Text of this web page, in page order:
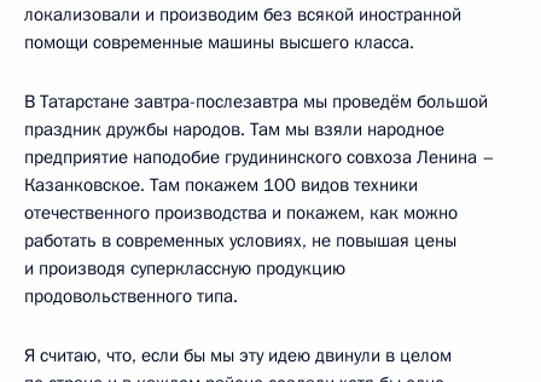
локализовали и производим без всякой иностранной
помощи современные машины высшего класса.
В Татарстане завтра-послезавтра мы проведём большой
праздник дружбы народов. Там мы взяли народное
предприятие наподобие грудининского совхоза Ленина –
Казанковское. Там покажем 100 видов техники
отечественного производства и покажем, как можно
работать в современных условиях, не повышая цены
и производя суперклассную продукцию
продовольственного типа.
Я считаю, что, если бы мы эту идею двинули в целом